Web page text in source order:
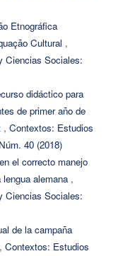
Etnográfica
Cultural ,
Ciencias Sociales:
didáctico para
de primer año de
, Contextos: Estudios
40 (2018)
el correcto manejo
alemana ,
Ciencias Sociales:
de la campaña
, Contextos: Estudios